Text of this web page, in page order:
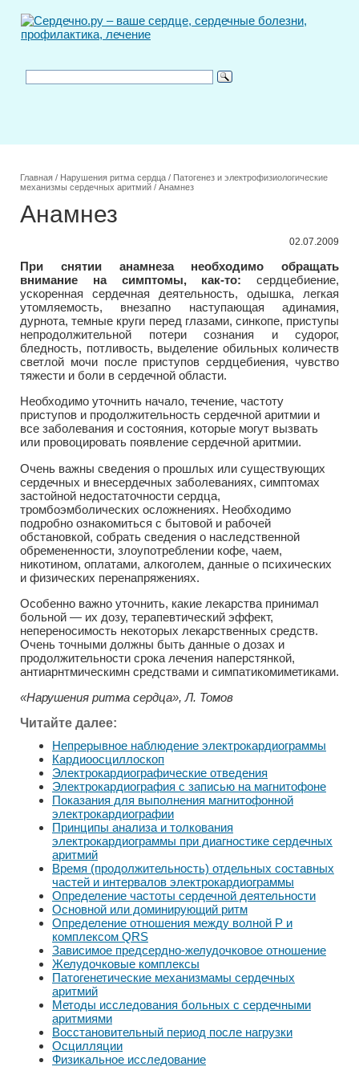
Главная / Нарушения ритма сердца / Патогенез и электрофизиологические
механизмы сердечных аритмий / Анамнез
Анамнез
02.07.2009
При снятии анамнеза необходимо обращать
внимание на симптомы, как-то: сердцебиение,
ускоренная сердечная деятельность, одышка, легкая
утомляемость, внезапно наступающая адинамия,
дурнота, темные круги перед глазами, синкопе, приступы
непродолжительной потери сознания и судорог,
бледность, потливость, выделение обильных количеств
светлой мочи после приступов сердцебиения, чувство
тяжести и боли в сердечной области.
Необходимо уточнить начало, течение, частоту
приступов и продолжительность сердечной аритмии и
все заболевания и состояния, которые могут вызвать
или провоцировать появление сердечной аритмии.
Очень важны сведения о прошлых или существующих
сердечных и внесердечных заболеваниях, симптомах
застойной недостаточности сердца,
тромбоэмболических осложнениях. Необходимо
подробно ознакомиться с бытовой и рабочей
обстановкой, собрать сведения о наследственной
обремененности, злоупотреблении кофе, чаем,
никотином, оплатами, алкоголем, данные о психических
и физических перенапряжениях.
Особенно важно уточнить, какие лекарства принимал
больной — их дозу, терапевтический эффект,
непереносимость некоторых лекарственных средств.
Очень точными должны быть данные о дозах и
продолжительности срока лечения наперстянкой,
антиарнтмическимн средствами и симпатикомиметиками.
«Нарушения ритма сердца», Л. Томов
Читайте далее:
Непрерывное наблюдение электрокардиограммы
Кардиоосциллоскоп
Электрокардиографические отведения
Электрокардиография с записью на магнитофоне
Показания для выполнения магнитофонной
электрокардиографии
Принципы анализа и толкования
электрокардиограммы при диагностике сердечных
аритмий
Время (продолжительность) отдельных составных
частей и интервалов электрокардиограммы
Определение частоты сердечной деятельности
Основной или доминирующий ритм
Определение отношения между волной Р и
комплексом QRS
Зависимое предсердно-желудочковое отношение
Желудочковые комплексы
Патогенетические механизмамы сердечных
аритмий
Методы исследования больных с сердечными
аритмиями
Восстановительный период после нагрузки
Осцилляции
Физикальное исследование